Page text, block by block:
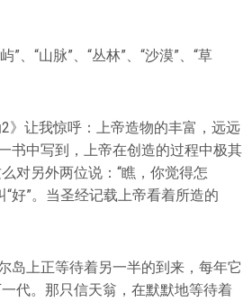
、“山脉”、“丛林”、“沙漠”、“草
》让我惊呼：上帝造物的丰富，远远
书中写到，上帝在创造的过程中极其
对另外两位说：“瞧，你觉得怎
好”。当圣经记载上帝看着所造的
岛上正等待着另一半的到来，每年它
代。那只信天翁，在默默地等待着